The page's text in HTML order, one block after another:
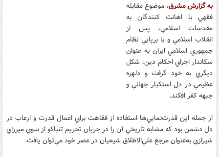
به گزارش مشرق، موضوع مقابله
فقهي با اهانت کنندگان به
مقدسات اسلامي، پس از
انقلاب اسلامي و با برپايي نظام
جمهوري اسلامي ايران به عنوان
سکاندار اجراي احکام دين، شکل
ديگري به خود گرفت و دلهره
عظيمي در دل استکبار جهاني و
جبهه کفر افکند.
از جمله اين قدرت‌نمايي‌ها استفاده از فقاهت براي اعمال قدرت و ارعاب در
دل دشمن بود که مشابه تاريخي آن را در جريان تحريم تنباکو از سوي ميرزاي
شيرازي به‌عنوان مرجع علي‌الاطلاق شيعيان در عصر خود مي‌توان يافت.